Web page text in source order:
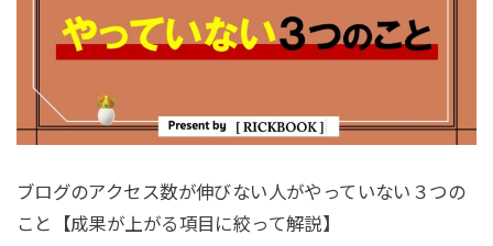
ブログのアクセス数が伸びない人がやっていない３つの
こと【成果が上がる項目に絞って解説】